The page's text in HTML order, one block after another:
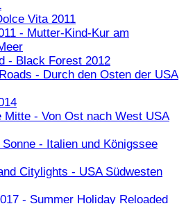
Vita 2011
- Mutter-Kind-Kur am
- Black Forest 2012
- Durch den Osten der USA
Mitte - Von Ost nach West USA
- Italien und Königssee
Citylights - USA Südwesten
- Summer Holiday Reloaded